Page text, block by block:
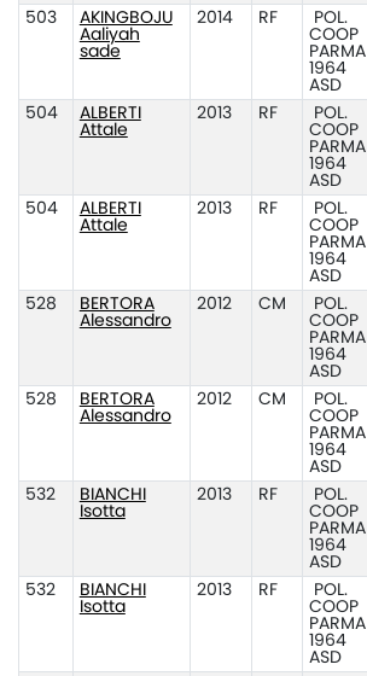
503
AKINGBOJU
Aaliyah
sade
2014 RF
POL.
COOP
PARMA
1964
ASD
504
ALBERTI
Attale
2013 RF
POL.
COOP
PARMA
1964
ASD
504
ALBERTI
Attale
2013 RF
POL.
COOP
PARMA
1964
ASD
528
BERTORA
Alessandro
2012 CM
POL.
COOP
PARMA
1964
ASD
528
BERTORA
Alessandro
2012 CM
POL.
COOP
PARMA
1964
ASD
532
BIANCHI
Isotta
2013 RF
POL.
COOP
PARMA
1964
ASD
532
BIANCHI
Isotta
2013 RF
POL.
COOP
PARMA
1964
ASD